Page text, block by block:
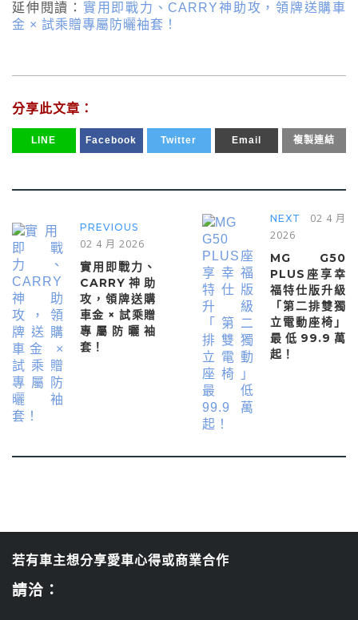
延伸閱讀： 實用即戰力、CARRY神助攻，領牌送購車
金 × 試乘贈專屬防曬袖套！
分享此文章：
LINE Facebook Twitter Email 複製連結
PREVIOUS
02 4 月 2026
實用即戰力、
CARRY神助
攻，領牌送購
車金 × 試乘贈
專屬防曬袖
套！
NEXT
02 4 月
2026
MG G50
PLUS座享幸
福特仕版升級
「第二排雙獨
立電動座椅」
最低99.9萬
起！
若有車主想分享愛車心得或商業合作
請洽：